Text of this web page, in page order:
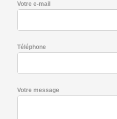
Votre e-mail
Téléphone
Votre message